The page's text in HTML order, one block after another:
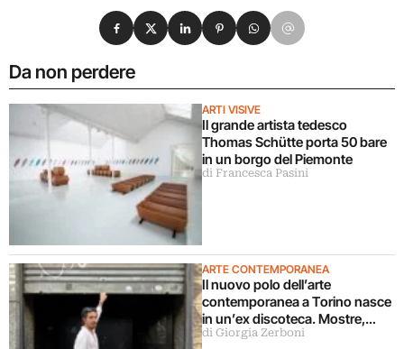
Da non perdere
ARTI VISIVE
Il grande artista tedesco
Thomas Schütte porta 50 bare
in un borgo del Piemonte
di Francesca Pasini
ARTE CONTEMPORANEA
Il nuovo polo dell’arte
contemporanea a Torino nasce
in un’ex discoteca. Mostre,
cinema, teatro, concerti,
di Giorgia Zerboni
Condividi su Facebook
Condividi su X
Condividi su LinkedIn
Condividi su Pinterest
Condividi su WhatsApp
Condividi su Email